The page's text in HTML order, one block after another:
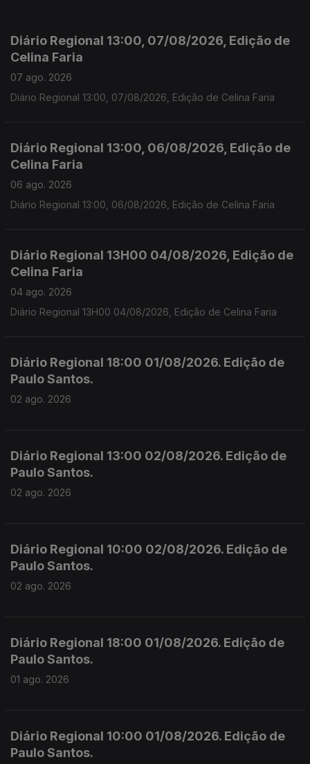
Diário Regional 13:00, 07/08/2026, Edição de
Celina Faria
07 ago. 2026
Diário Regional 13:00, 07/08/2026, Edição de Celina Faria
Diário Regional 13:00, 06/08/2026, Edição de
Celina Faria
06 ago. 2026
Diário Regional 13:00, 06/08/2026, Edição de Celina Faria
Diário Regional 13H00 04/08/2026, Edição de
Celina Faria
04 ago. 2026
Diário Regional 13H00 04/08/2026, Edição de Celina Faria
Diário Regional 18:00 01/08/2026. Edição de
Paulo Santos.
02 ago. 2026
Diário Regional 13:00 02/08/2026. Edição de
Paulo Santos.
02 ago. 2026
Diário Regional 10:00 02/08/2026. Edição de
Paulo Santos.
02 ago. 2026
Diário Regional 18:00 01/08/2026. Edição de
Paulo Santos.
01 ago. 2026
Diário Regional 10:00 01/08/2026. Edição de
Paulo Santos.